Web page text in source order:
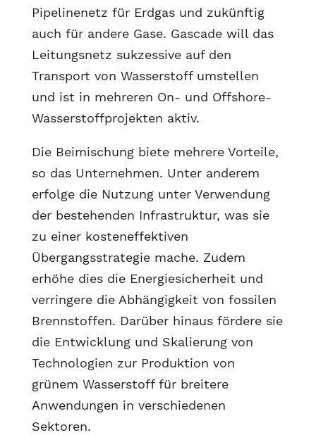
Pipelinenetz für Erdgas und zukünftig
auch für andere Gase. Gascade will das
Leitungsnetz sukzessive auf den
Transport von Wasserstoff umstellen
und ist in mehreren On- und Offshore-
Wasserstoffprojekten aktiv.
Die Beimischung biete mehrere Vorteile,
so das Unternehmen. Unter anderem
erfolge die Nutzung unter Verwendung
der bestehenden Infrastruktur, was sie
zu einer kosteneffektiven
Übergangsstrategie mache. Zudem
erhöhe dies die Energiesicherheit und
verringere die Abhängigkeit von fossilen
Brennstoffen. Darüber hinaus fördere sie
die Entwicklung und Skalierung von
Technologien zur Produktion von
grünem Wasserstoff für breitere
Anwendungen in verschiedenen
Sektoren.